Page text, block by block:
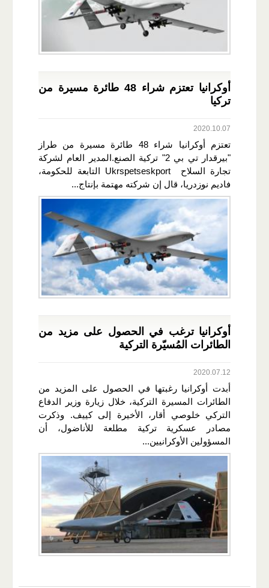
أوكرانيا تعتزم شراء 48 طائرة مسيرة من
تركيا
2020.10.07
تعتزم أوكرانيا شراء 48 طائرة مسيرة من طراز
"بيرقدار تي بي 2" تركية الصنع.المدير العام لشركة
تجارة السلاح Ukrspetseskport التابعة للحكومة،
فاديم نوزدريا، قال إن شركته مهتمة بإنتاج...
أوكرانيا ترغب في الحصول على مزيد من
الطائرات المُسيّرة التركية
2020.07.12
أبدت أوكرانيا رغبتها في الحصول على المزيد من
الطائرات المسيرة التركية، خلال زيارة وزير الدفاع
التركي خلوصي أقار، الأخيرة إلى كييف. وذكرت
مصادر عسكرية تركية مطلعة للأناضول، أن
المسؤولين الأوكرانيين...